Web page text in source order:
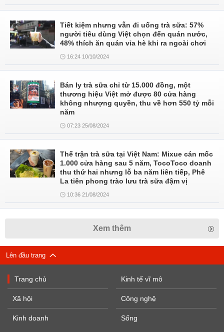
Tiết kiệm nhưng vẫn đi uống trà sữa: 57%
người tiêu dùng Việt chọn đến quán nước,
48% thích ăn quán vỉa hè khi ra ngoài chơi
16:24 10/10/2024
Bán ly trà sữa chỉ từ 15.000 đồng, một
thương hiệu Việt mở được 80 cửa hàng
không nhượng quyền, thu về hơn 550 tỷ mỗi
năm
07:23 25/08/2024
Thế trận trà sữa tại Việt Nam: Mixue cán mốc
1.000 cửa hàng sau 5 năm, TocoToco doanh
thu thứ hai nhưng lỗ ba năm liên tiếp, Phê
La tiên phong trào lưu trà sữa đậm vị
10:36 21/08/2024
Xem thêm
Lên đầu trang
Trang chủ
Xã hội
Kinh doanh
Kinh tế vĩ mô
Công nghệ
Sống